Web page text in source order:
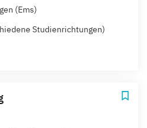
(Ems)
Studienrichtungen)